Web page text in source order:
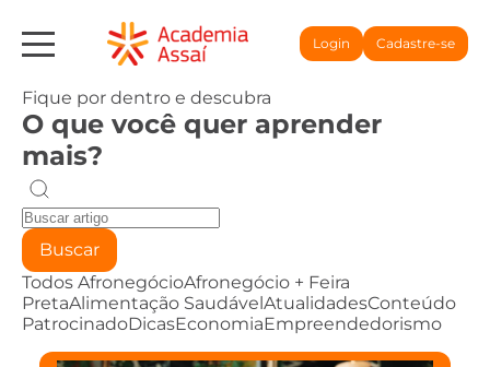
Login Cadastre-se
Fique por dentro e descubra
O que você quer aprender
mais?
Buscar
Todos AfronegócioAfronegócio + Feira
PretaAlimentação SaudávelAtualidadesConteúdo
PatrocinadoDicasEconomiaEmpreendedorismo